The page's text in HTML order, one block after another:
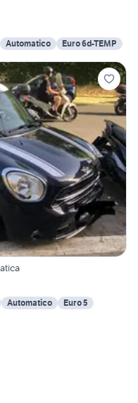
Automatico Euro 6d-TEMP
Automatico Euro 5